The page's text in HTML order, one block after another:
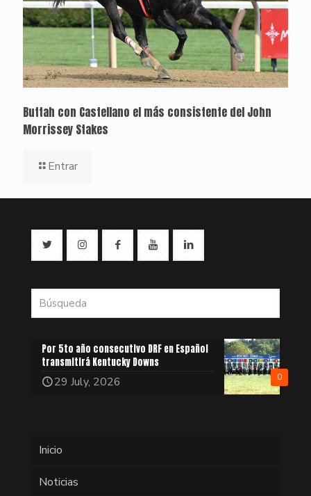
Buttah con Castellano el más consistente del John
Morrissey Stakes
Entrar
0
Por 5to año consecutivo DRF en Español
transmitirá Kentucky Downs
29 July, 2026
Inicio
Noticias